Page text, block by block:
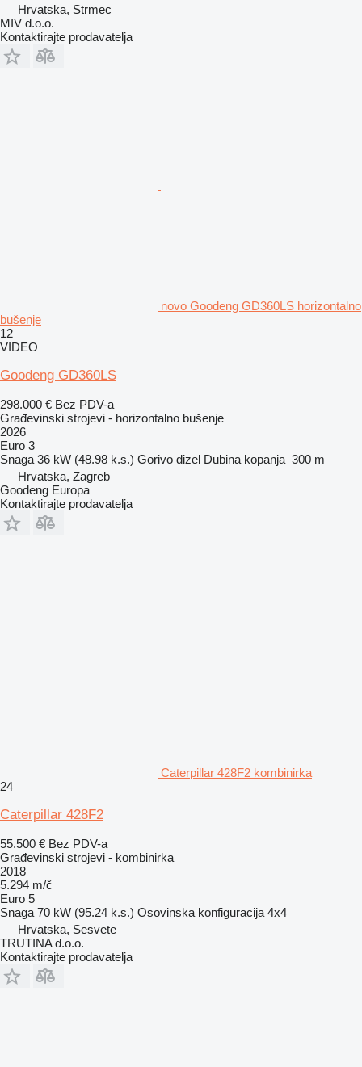
Hrvatska, Strmec
MIV d.o.o.
Kontaktirajte prodavatelja
novo Goodeng GD360LS horizontalno
bušenje
12
VIDEO
Goodeng GD360LS
298.000 € Bez PDV-a
Građevinski strojevi - horizontalno bušenje
2026
Euro 3
Snaga 36 kW (48.98 k.s.) Gorivo dizel Dubina kopanja 300 m
Hrvatska, Zagreb
Goodeng Europa
Kontaktirajte prodavatelja
Caterpillar 428F2 kombinirka
24
Caterpillar 428F2
55.500 € Bez PDV-a
Građevinski strojevi - kombinirka
2018
5.294 m/č
Euro 5
Snaga 70 kW (95.24 k.s.) Osovinska konfiguracija 4x4
Hrvatska, Sesvete
TRUTINA d.o.o.
Kontaktirajte prodavatelja